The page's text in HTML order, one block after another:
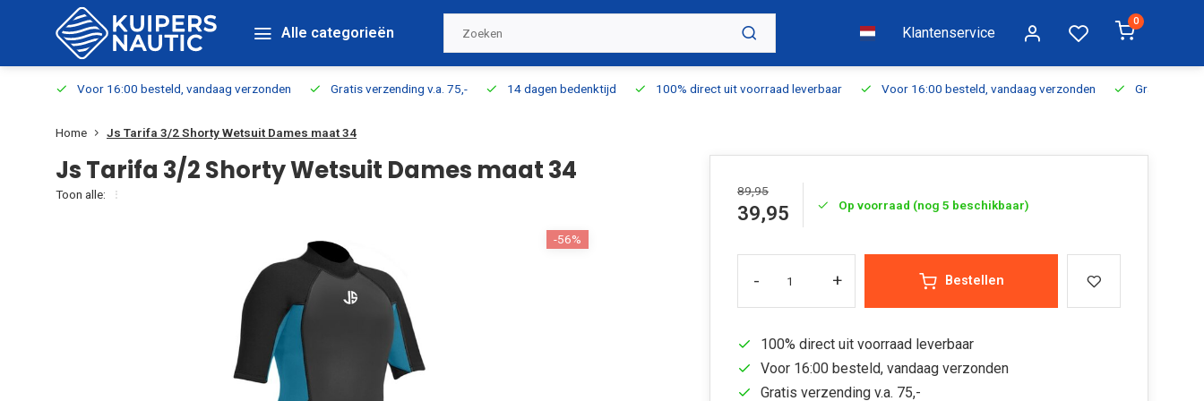
Alle categorieën Klantenservice
0
Voor 16:00 besteld, vandaag verzonden Gratis verzending v.a. 75,- 14 dagen bedenktijd 100% direct uit voorraad leverbaar Voor 16:00 besteld, vandaag verzonden Gratis
Home Js Tarifa 3/2 Shorty Wetsuit Dames maat 34
Js Tarifa 3/2 Shorty Wetsuit Dames maat 34
Toon alle:
-56%
89,95
39,95 Op voorraad (nog 5 beschikbaar)
- + Bestellen
100% direct uit voorraad leverbaar
Voor 16:00 besteld, vandaag verzonden
Gratis verzending v.a. 75,-